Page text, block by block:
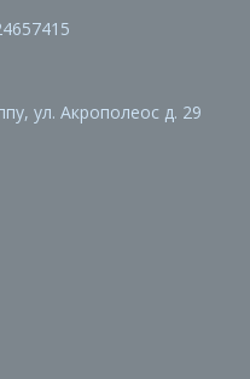
ул. Акрополеос д. 29